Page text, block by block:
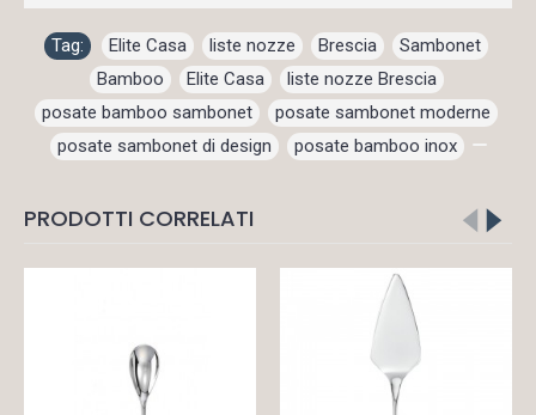
Tag: Elite Casa liste nozze Brescia Sambonet
Bamboo , Elite Casa , liste nozze Brescia ,
posate bamboo sambonet
posate sambonet moderne
posate sambonet di design , posate bamboo inox ,
PRODOTTI CORRELATI